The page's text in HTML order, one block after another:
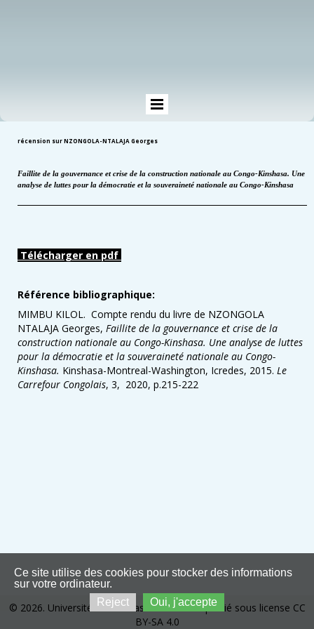
récension sur NZONGOLA-NTALAJA Georges
Faillite de la gouvernance et crise de la construction nationale au Congo-Kinshasa. Une
analyse de luttes pour la démocratie et la souveraineté nationale au Congo-Kinshasa
Télécharger en pdf
Référence bibliographique:
MIMBU KILOL. Compte rendu du livre de NZONGOLA
NTALAJA Georges, Faillite de la gouvernance et crise de la
construction nationale au Congo-Kinshasa. Une analyse de luttes
pour la démocratie et la souveraineté nationale au Congo-
Kinshasa. Kinshasa-Montreal-Washington, Icredes, 2015. Le
Carrefour Congolais, 3, 2020, p.215-222
© 2026. Université de Kinshasa. Ce site est publié sous license CC
BY-SA 4.0
Ce site utilise des cookies pour stocker des informations
sur votre ordinateur.
Reject
Oui, j'accepte